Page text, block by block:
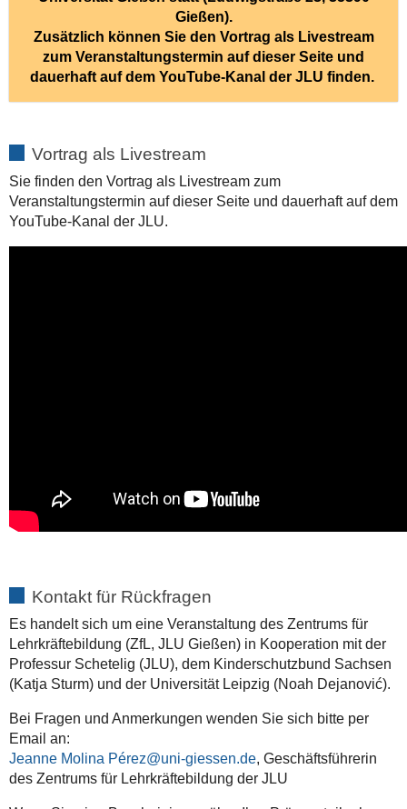
Gießen).
Zusätzlich können Sie den Vortrag als Livestream
zum Veranstaltungstermin auf dieser Seite und
dauerhaft auf dem YouTube-Kanal der JLU finden.
Vortrag als Livestream
Sie finden den Vortrag als Livestream zum
Veranstaltungstermin auf dieser Seite und dauerhaft auf dem
YouTube-Kanal der JLU.
Kontakt für Rückfragen
Es handelt sich um eine Veranstaltung des Zentrums für
Lehrkräftebildung (ZfL, JLU Gießen) in Kooperation mit der
Professur Schetelig (JLU), dem Kinderschutzbund Sachsen
(Katja Sturm) und der Universität Leipzig (Noah Dejanović).
Bei Fragen und Anmerkungen wenden Sie sich bitte per
Email an:
Jeanne Molina Pérez
, Geschäftsführerin
des Zentrums für Lehrkräftebildung der JLU